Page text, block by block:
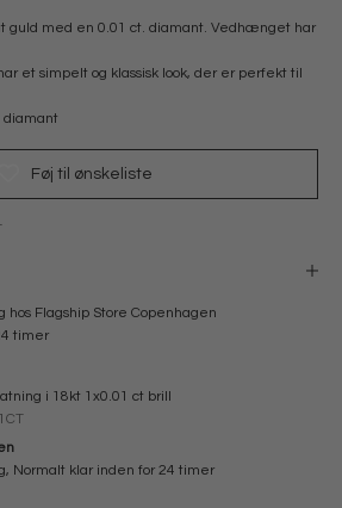
guld med en 0.01 ct. diamant. Vedhænget har
et simpelt og klassisk look, der er perfekt til
diamant
Føj til ønskeliste
Flagship Store Copenhagen
timer
i 18kt 1x0.01 ct brill
Normalt klar inden for 24 timer